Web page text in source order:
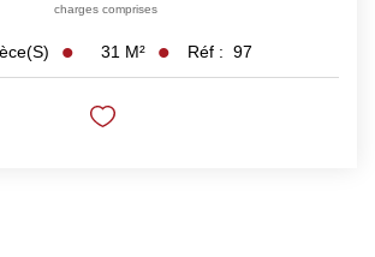
charges comprises
31 M² Réf : 97